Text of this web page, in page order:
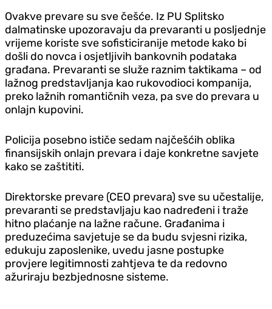
Ovakve prevare su sve češće. Iz PU Splitsko
dalmatinske upozoravaju da prevaranti u posljednje
vrijeme koriste sve sofisticiranije metode kako bi
došli do novca i osjetljivih bankovnih podataka
građana. Prevaranti se služe raznim taktikama – od
lažnog predstavljanja kao rukovodioci kompanija,
preko lažnih romantičnih veza, pa sve do prevara u
onlajn kupovini.
Policija posebno ističe sedam najčešćih oblika
finansijskih onlajn prevara i daje konkretne savjete
kako se zaštititi.
Direktorske prevare (CEO prevara) sve su učestalije,
prevaranti se predstavljaju kao nadređeni i traže
hitno plaćanje na lažne račune. Građanima i
preduzećima savjetuje se da budu svjesni rizika,
edukuju zaposlenike, uvedu jasne postupke
provjere legitimnosti zahtjeva te da redovno
ažuriraju bezbjednosne sisteme.